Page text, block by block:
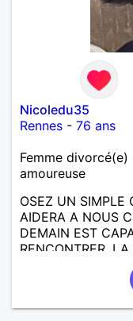
Nicoledu35
Rennes - 76 ans
Femme
amoureuse
OSEZ UN SIMPLE
AIDERA A NOUS
DEMAIN EST
RENCONTRER,
BELLES CHOSES
EN FRANCE OU
AUTRE, ET LA VIE